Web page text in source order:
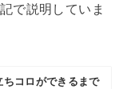
で説明していま
ちコロができるまで